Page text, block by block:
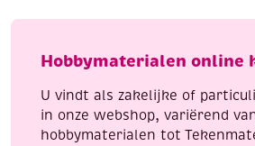
aantal
Hobbymaterialen online
U vindt als zakelijke of
in onze webshop, variërend
hobbymaterialen tot